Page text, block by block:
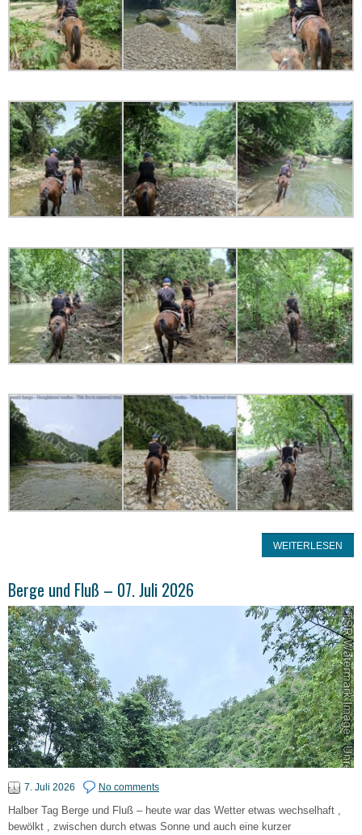
WEITERLESEN
Berge und Fluß – 07. Juli 2026
7. Juli 2026 No comments
Halber Tag Berge und Fluß – heute war das Wetter etwas wechselhaft ,
bewölkt , zwischen durch etwas Sonne und auch eine kurzer